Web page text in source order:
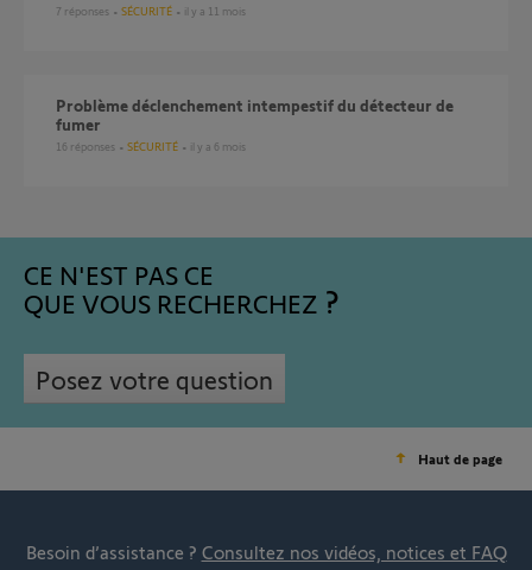
7 réponses SÉCURITÉ il y a 11 mois
Problème déclenchement intempestif du détecteur de
fumer
16 réponses SÉCURITÉ il y a 6 mois
CE N'EST PAS CE
QUE VOUS RECHERCHEZ
Posez votre question
Haut de page
Besoin d’assistance ? Consultez nos vidéos, notices et FAQ